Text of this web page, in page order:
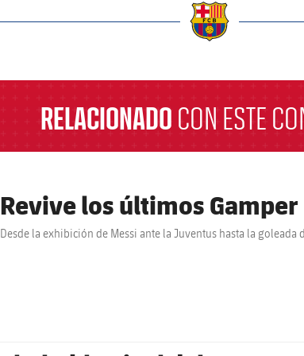
RELACIONADO CON ESTE
Revive los últimos Gamper
Desde la exhibición de Messi ante la Juventus hasta la goleada